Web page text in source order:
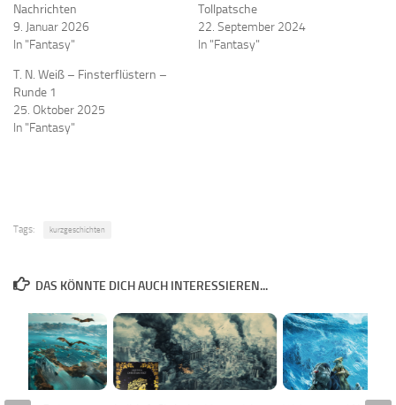
Nachrichten
9. Januar 2026
In "Fantasy"
Tollpatsche
22. September 2024
In "Fantasy"
T. N. Weiß – Finsterflüstern –
Runde 1
25. Oktober 2025
In "Fantasy"
Tags: kurzgeschichten
DAS KÖNNTE DICH AUCH INTERESSIEREN...